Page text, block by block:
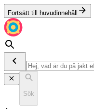
Fortsätt till huvudinnehåll
Sök